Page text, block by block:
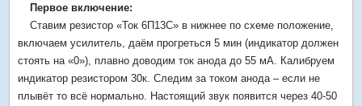
Первое включение:
Ставим резистор «Ток 6П13С» в нижнее по схеме положение,
включаем усилитель, даём прогреться 5 мин (индикатор должен
стоять на «0»), плавно доводим ток анода до 55 мА. Калибруем
индикатор резистором 30к. Следим за током анода – если не
плывёт то всё нормально. Настоящий звук появится через 40-50